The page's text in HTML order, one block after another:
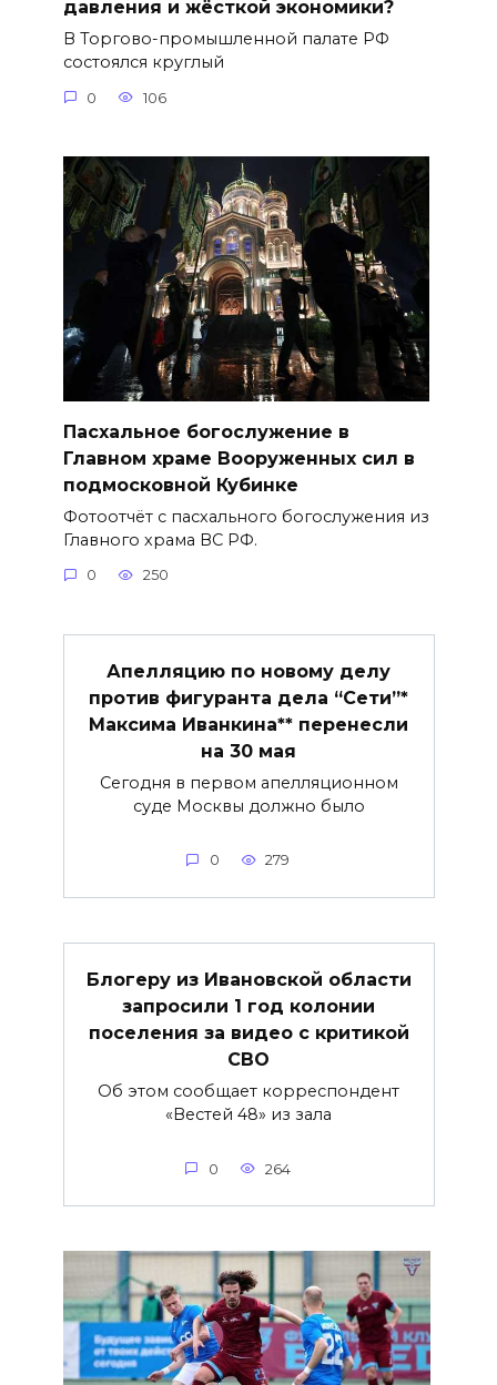
давления и жёсткой экономики?
В Торгово-промышленной палате РФ
состоялся круглый
0 106
Пасхальное богослужение в
Главном храме Вооруженных сил в
подмосковной Кубинке
Фотоотчёт с пасхального богослужения из
Главного храма ВС РФ.
0 250
Апелляцию по новому делу
против фигуранта дела “Сети”*
Максима Иванкина** перенесли
на 30 мая
Сегодня в первом апелляционном
суде Москвы должно было
0 279
Блогеру из Ивановской области
запросили 1 год колонии
поселения за видео с критикой
СВО
Об этом сообщает корреспондент
«Вестей 48» из зала
0 264